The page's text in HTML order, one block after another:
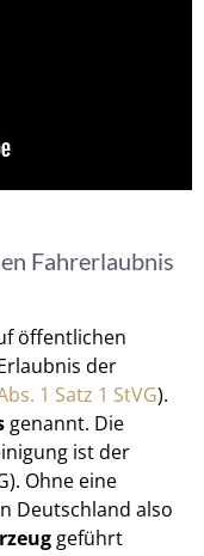
Fahrerlaubnis
öffentlichen
der
1 Satz 1 StVG).
genannt. Die
ist der
Ohne eine
Deutschland also
geführt